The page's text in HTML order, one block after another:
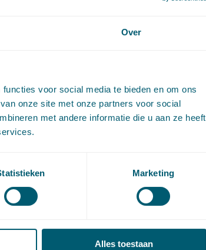
Over
voor social media te bieden en om ons
onze site met onze partners voor social
met andere informatie die u aan ze heeft
Marketing
Alles toestaan
Wetgeving
ARCHIEF